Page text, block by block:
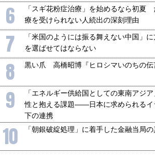
6
「スギ花粉症治療」を始めるなら初夏
療を受けられない人続出の深刻理由
7
「米国のようには振る舞えない中国」
を選ばせてはならない
8 黒い爪 高橋昭博『ヒロシマいのちの伝
9
「エネルギー供給国としての東南アジ
性と抱える課題――日本に求められるイ
下の連携
10 「朝銀破綻処理」に着手した金融当局